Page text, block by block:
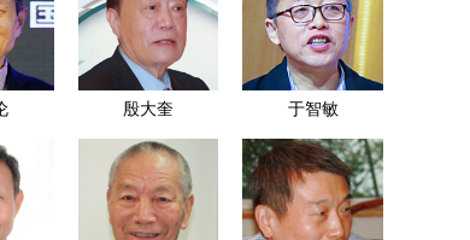
殷大奎 于智敏